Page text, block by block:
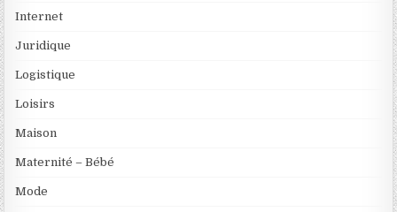
Internet
Juridique
Logistique
Loisirs
Maison
Maternité – Bébé
Mode